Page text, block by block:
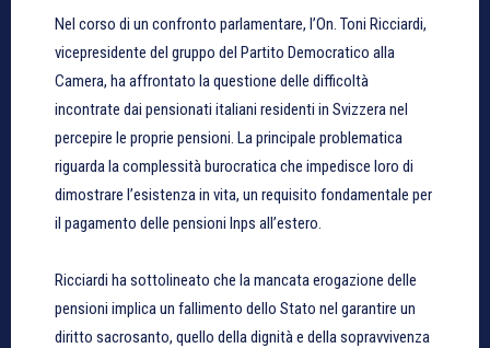
Nel corso di un confronto parlamentare, l’On. Toni Ricciardi,
vicepresidente del gruppo del Partito Democratico alla
Camera, ha affrontato la questione delle difficoltà
incontrate dai pensionati italiani residenti in Svizzera nel
percepire le proprie pensioni. La principale problematica
riguarda la complessità burocratica che impedisce loro di
dimostrare l’esistenza in vita, un requisito fondamentale per
il pagamento delle pensioni Inps all’estero.
Ricciardi ha sottolineato che la mancata erogazione delle
pensioni implica un fallimento dello Stato nel garantire un
diritto sacrosanto, quello della dignità e della sopravvivenza